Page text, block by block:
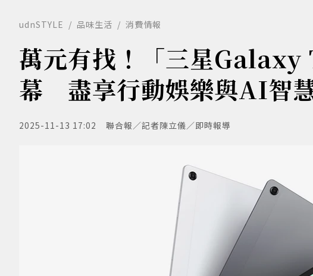
udnSTYLE 品味生活 消費情報
萬元有找！「三星Galaxy
幕 盡享行動娛樂與AI智
2025-11-13 17:02 聯合報／記者陳立儀／即時報導